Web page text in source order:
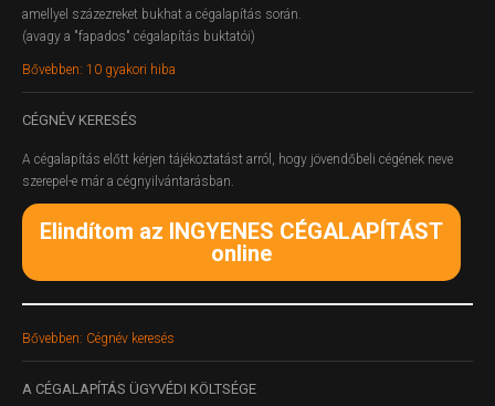
amellyel százezreket bukhat a cégalapítás során.
(avagy a "fapados" cégalapítás buktatói)
Bővebben: 10 gyakori hiba
CÉGNÉV KERESÉS
A cégalapítás előtt kérjen tájékoztatást arról, hogy jövendőbeli cégének neve
szerepel-e már a cégnyilvántarásban.
Elindítom az INGYENES CÉGALAPÍTÁST
online
Bővebben: Cégnév keresés
A CÉGALAPÍTÁS ÜGYVÉDI KÖLTSÉGE